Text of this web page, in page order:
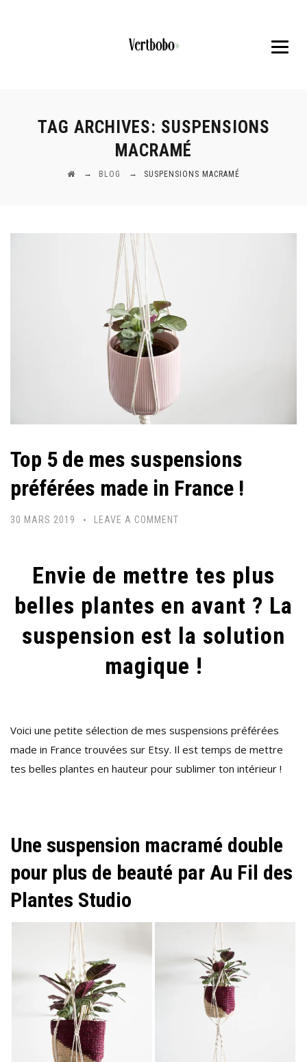
TAG ARCHIVES: SUSPENSIONS
MACRAMÉ
→ BLOG → SUSPENSIONS MACRAMÉ
Top 5 de mes suspensions
préférées made in France !
30 MARS 2019 LEAVE A COMMENT
Envie de mettre tes plus
belles plantes en avant ? La
suspension est la solution
magique !
Voici une petite sélection de mes suspensions préférées
made in France trouvées sur Etsy. Il est temps de mettre
tes belles plantes en hauteur pour sublimer ton intérieur !
Une suspension macramé double
pour plus de beauté par Au Fil des
Plantes Studio